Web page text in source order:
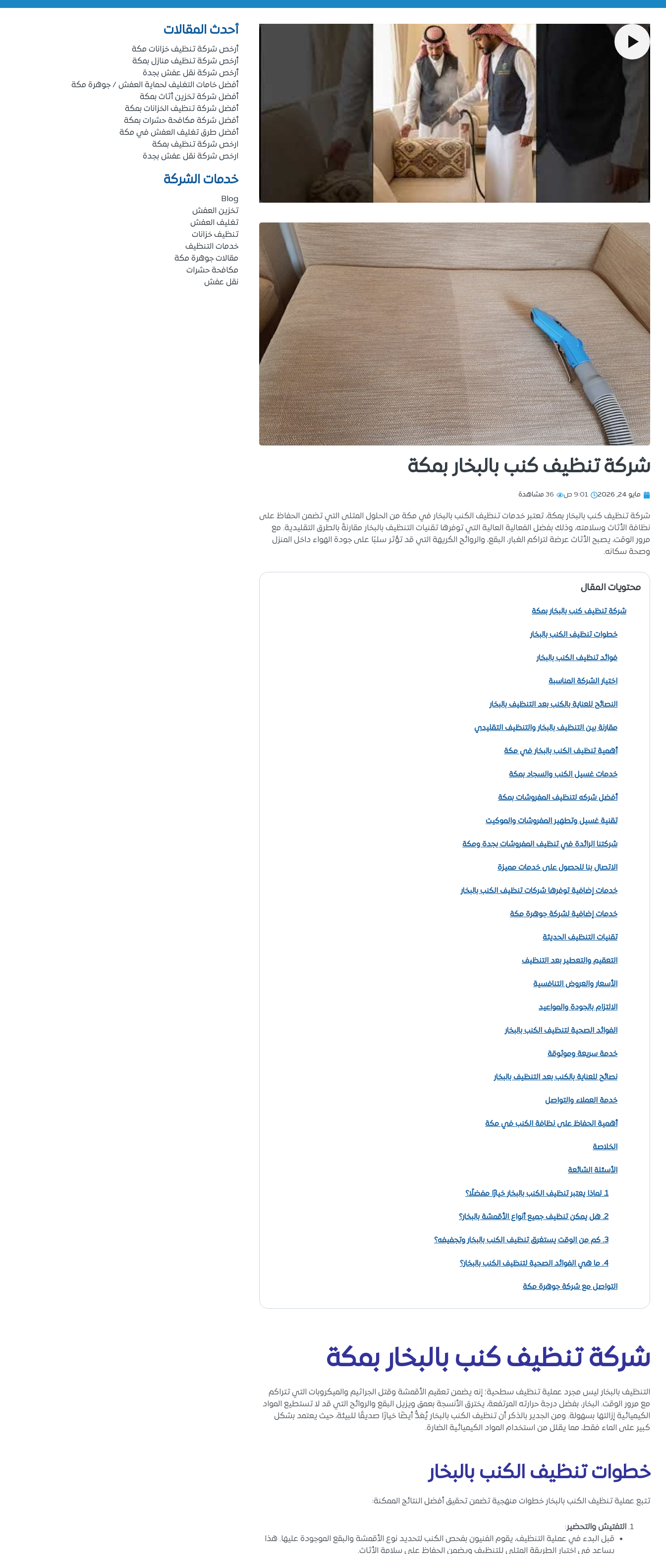
شركة تنظيف كنب بالبخار بمكة
مايو 24, 2026 9:01 ص 36 مشاهدة
شركة تنظيف كنب بالبخار بمكة، تعتبر خدمات تنظيف الكنب بالبخار في مكة من الحلول المثلى التي تضمن الحفاظ على
نظافة الأثاث وسلامته، وذلك بفضل الفعالية العالية التي توفرها تقنيات التنظيف بالبخار مقارنةً بالطرق التقليدية. مع
مرور الوقت، يصبح الأثاث عرضة لتراكم الغبار، البقع، والروائح الكريهة التي قد تؤثر سلبًا على جودة الهواء داخل المنزل
وصحة سكانه.
محتويات المقال
شركة تنظيف كنب بالبخار بمكة
خطوات تنظيف الكنب بالبخار
فوائد تنظيف الكنب بالبخار
اختيار الشركة المناسبة
النصائح للعناية بالكنب بعد التنظيف بالبخار
مقارنة بين التنظيف بالبخار والتنظيف التقليدي
أهمية تنظيف الكنب بالبخار في مكة
خدمات غسيل الكنب والسجاد بمكة
أفضل شركه لتنظيف المفروشات بمكة
تقنية غسيل وتطهير المفروشات والموكيت
شركتنا الرائدة في تنظيف المفروشات بجدة ومكة
الاتصال بنا للحصول على خدمات مميزة
خدمات إضافية توفرها شركات تنظيف الكنب بالبخار
خدمات إضافية لشركة جوهرة مكة
تقنيات التنظيف الحديثة
التعقيم والتعطير بعد التنظيف
الأسعار والعروض التنافسية
الالتزام بالجودة والمواعيد
الفوائد الصحية لتنظيف الكنب بالبخار
خدمة سريعة وموثوقة
نصائح للعناية بالكنب بعد التنظيف بالبخار
خدمة العملاء والتواصل
أهمية الحفاظ على نظافة الكنب في مكة
الخلاصة
الأسئلة الشائعة
1. لماذا يعتبر تنظيف الكنب بالبخار خيارًا مفضلًا؟
2. هل يمكن تنظيف جميع أنواع الأقمشة بالبخار؟
3. كم من الوقت يستغرق تنظيف الكنب بالبخار وتجفيفه؟
4. ما هي الفوائد الصحية لتنظيف الكنب بالبخار؟
التواصل مع شركة جوهرة مكة
شركة تنظيف كنب بالبخار بمكة
التنظيف بالبخار ليس مجرد عملية تنظيف سطحية؛ إنه يضمن تعقيم الأقمشة وقتل الجراثيم والميكروبات التي تتراكم
مع مرور الوقت. البخار، بفضل درجة حرارته المرتفعة، يخترق الأنسجة بعمق ويزيل البقع والروائح التي قد لا تستطيع المواد
الكيميائية إزالتها بسهولة. ومن الجدير بالذكر أن تنظيف الكنب بالبخار يُعَدُّ أيضًا خيارًا صديقًا للبيئة، حيث يعتمد بشكل
كبير على الماء فقط، مما يقلل من استخدام المواد الكيميائية الضارة.
خطوات تنظيف الكنب بالبخار
تتبع عملية تنظيف الكنب بالبخار خطوات منهجية تضمن تحقيق أفضل النتائج الممكنة:
التفتيش والتحضير:
قبل البدء في عملية التنظيف، يقوم الفنيون بفحص الكنب لتحديد نوع الأقمشة والبقع الموجودة عليها. هذا
يساعد في اختيار الطريقة المثلى للتنظيف ويضمن الحفاظ على سلامة الأثاث.
أحدث المقالات
أرخص شركة تنظيف خزانات مكة
أرخص شركة تنظيف منازل بمكة
أرخص شركة نقل عفش بجدة
أفضل خامات التغليف لحماية العفش / جوهرة مكة
أفضل شركة تخزين أثاث بمكة
أفضل شركة تنظيف الخزانات بمكة
أفضل شركة مكافحة حشرات بمكة
أفضل طرق تغليف العفش في مكة
ارخص شركة تنظيف بمكة
ارخص شركة نقل عفش بجدة
خدمات الشركة
Blog
تخزين العفش
تغليف العفش
تنظيف خزانات
خدمات التنظيف
مقالات جوهرة مكة
مكافحة حشرات
نقل عفش